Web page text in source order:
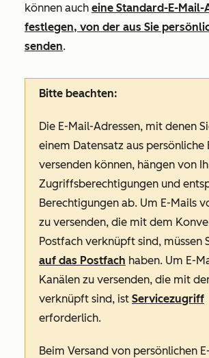
können auch eine Standard-E-Mail-
festlegen, von der aus Sie
senden.
Bitte beachten:
Die E-Mail-Adressen, mit denen
einem Datensatz aus persönliche
versenden können, hängen von
Zugriffsberechtigungen und
Berechtigungen ab. Um E-Mails
zu versenden, die mit dem
Postfach verknüpft sind, müssen
auf das Postfach haben. Um E-
Kanälen zu versenden, die mit
verknüpft sind, ist Servicezugriff
erforderlich.
Beim Versand von persönlichen